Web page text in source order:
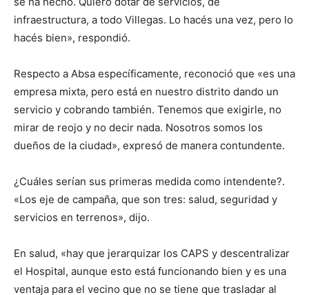
infraestructura, a todo Villegas. Lo hacés una vez, pero lo
hacés bien», respondió.
Respecto a Absa específicamente, reconoció que «es una
empresa mixta, pero está en nuestro distrito dando un
servicio y cobrando también. Tenemos que exigirle, no
mirar de reojo y no decir nada. Nosotros somos los
dueños de la ciudad», expresó de manera contundente.
¿Cuáles serían sus primeras medida como intendente?.
«Los eje de campaña, que son tres: salud, seguridad y
servicios en terrenos», dijo.
En salud, «hay que jerarquizar los CAPS y descentralizar
el Hospital, aunque esto está funcionando bien y es una
ventaja para el vecino que no se tiene que trasladar al